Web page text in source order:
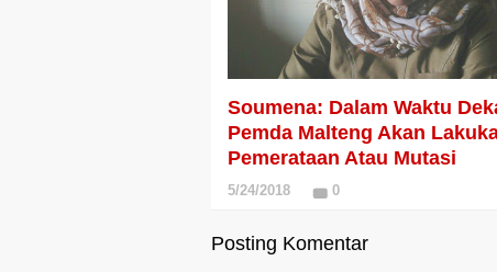
Soumena: Dalam Waktu
Pemda Malteng Akan
Pemerataan Atau Mutasi
5/24/2018 0
Posting Komentar